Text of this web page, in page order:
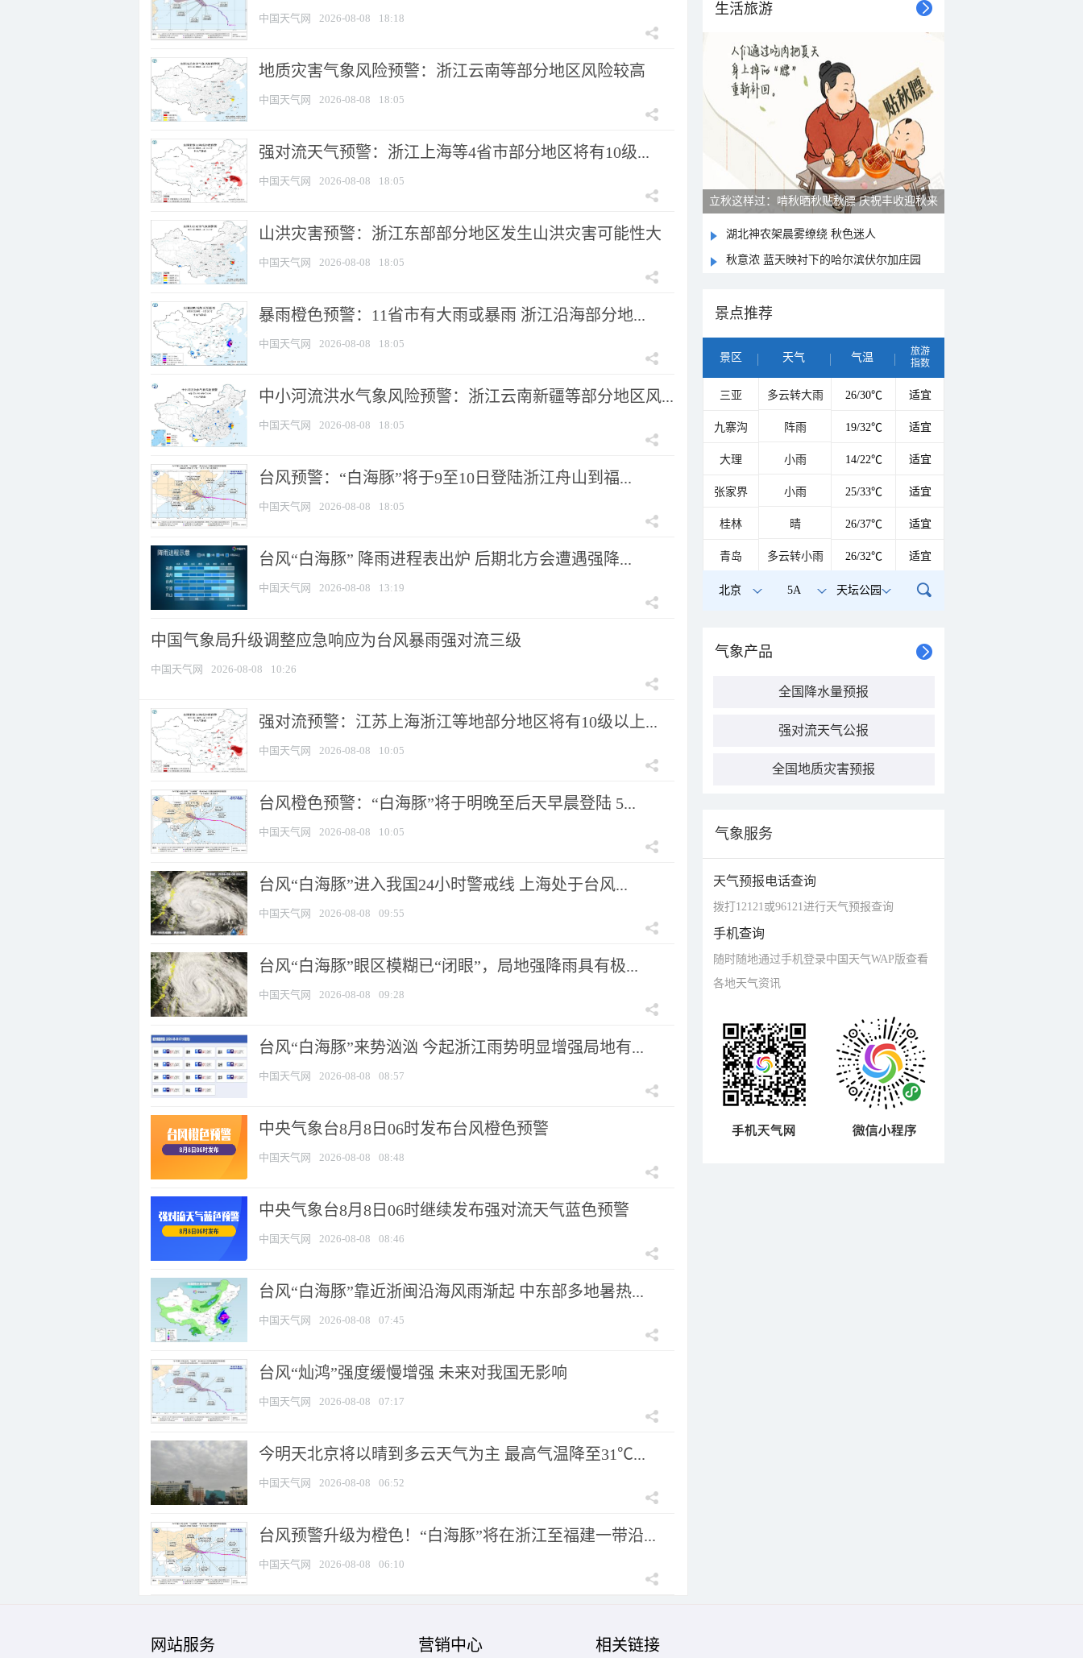
中国天气网 2026-08-08 18:18
地质灾害气象风险预警：浙江云南等部分地区风险较高
中国天气网 2026-08-08 18:05
强对流天气预警：浙江上海等4省市部分地区将有10级...
中国天气网 2026-08-08 18:05
山洪灾害预警：浙江东部部分地区发生山洪灾害可能性大
中国天气网 2026-08-08 18:05
暴雨橙色预警：11省市有大雨或暴雨 浙江沿海部分地...
中国天气网 2026-08-08 18:05
中小河流洪水气象风险预警：浙江云南新疆等部分地区风...
中国天气网 2026-08-08 18:05
台风预警：“白海豚”将于9至10日登陆浙江舟山到福...
中国天气网 2026-08-08 18:05
台风“白海豚” 降雨进程表出炉 后期北方会遭遇强降...
中国天气网 2026-08-08 13:19
中国气象局升级调整应急响应为台风暴雨强对流三级
中国天气网 2026-08-08 10:26
强对流预警：江苏上海浙江等地部分地区将有10级以上...
中国天气网 2026-08-08 10:05
台风橙色预警：“白海豚”将于明晚至后天早晨登陆 5...
中国天气网 2026-08-08 10:05
台风“白海豚”进入我国24小时警戒线 上海处于台风...
中国天气网 2026-08-08 09:55
台风“白海豚”眼区模糊已“闭眼”，局地强降雨具有极...
中国天气网 2026-08-08 09:28
台风“白海豚”来势汹汹 今起浙江雨势明显增强局地有...
中国天气网 2026-08-08 08:57
中央气象台8月8日06时发布台风橙色预警
中国天气网 2026-08-08 08:48
中央气象台8月8日06时继续发布强对流天气蓝色预警
中国天气网 2026-08-08 08:46
台风“白海豚”靠近浙闽沿海风雨渐起 中东部多地暑热...
中国天气网 2026-08-08 07:45
台风“灿鸿”强度缓慢增强 未来对我国无影响
中国天气网 2026-08-08 07:17
今明天北京将以晴到多云天气为主 最高气温降至31℃...
中国天气网 2026-08-08 06:52
台风预警升级为橙色！“白海豚”将在浙江至福建一带沿...
中国天气网 2026-08-08 06:10
生活旅游
立秋这样过：啃秋晒秋贴秋膘 庆祝丰收迎秋来
湖北神农架晨雾缭绕 秋色迷人
秋意浓 蓝天映衬下的哈尔滨伏尔加庄园
景点推荐
景区 天气 气温
旅游
指数
三亚 多云转大雨 26/30℃ 适宜
九寨沟 阵雨 19/32℃ 适宜
大理 小雨 14/22℃ 适宜
张家界 小雨 25/33℃ 适宜
桂林 晴 26/37℃ 适宜
青岛 多云转小雨 26/32℃ 适宜
北京 5A 天坛公园
气象产品
全国降水量预报
强对流天气公报
全国地质灾害预报
气象服务
天气预报电话查询
拨打12121或96121进行天气预报查询
手机查询
随时随地通过手机登录中国天气WAP版查看
各地天气资讯
网站服务 营销中心 相关链接